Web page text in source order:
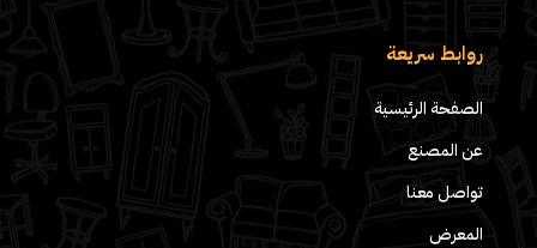
روابط سريعة
الصفحة الرئيسية
عن المصنع
تواصل معنا
المعرض